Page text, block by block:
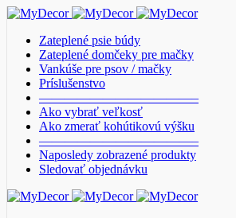
Zateplené psie búdy
Zateplené domčeky pre mačky
Vankúše pre psov / mačky
Príslušenstvo
————————————–
Ako vybrať veľkosť
Ako zmerať kohútikovú výšku
————————————–
Naposledy zobrazené produkty
Sledovať objednávku